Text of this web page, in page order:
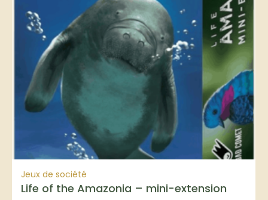
Jeux de société
Life of the Amazonia – mini-extension